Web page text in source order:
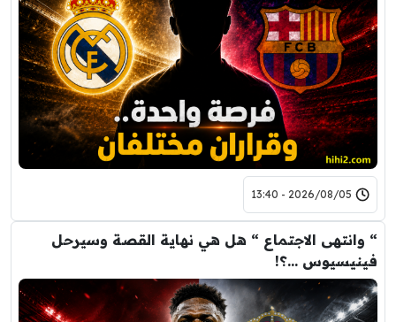
2026/08/05 - 13:40
“ وانتهى الاجتماع “ هل هي نهاية القصة وسيرحل
فينيسيوس …؟!